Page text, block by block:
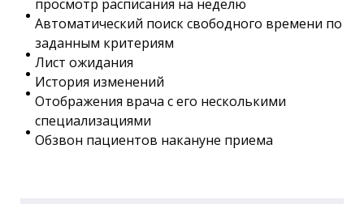
просмотр расписания на неделю
Автоматический поиск свободного времени по
заданным критериям
Лист ожидания
История изменений
Отображения врача с его несколькими
специализациями
Обзвон пациентов накануне приема